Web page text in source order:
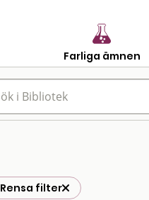
Farliga ämnen
Rensa filter